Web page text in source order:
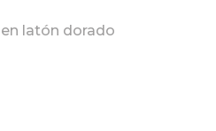
latón dorado